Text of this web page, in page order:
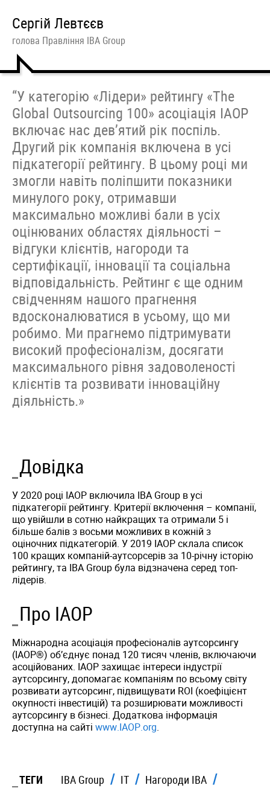
Сергій Левтєєв
голова Правління IBA Group
“У категорію «Лідери» рейтингу «The
Global Outsourcing 100» асоціація IAOP
включає нас дев’ятий рік поспіль.
Другий рік компанія включена в усі
підкатегорії рейтингу. В цьому році ми
змогли навіть поліпшити показники
минулого року, отримавши
максимально можливі бали в усіх
оцінюваних областях діяльності –
відгуки клієнтів, нагороди та
сертифікації, інновації та соціальна
відповідальність. Рейтинг є ще одним
свідченням нашого прагнення
вдосконалюватися в усьому, що ми
робимо. Ми прагнемо підтримувати
високий професіоналізм, досягати
максимального рівня задоволеності
клієнтів та розвивати інноваційну
діяльність.»
Довідка
У 2020 році IAOP включила IBA Group в усі
підкатегорії рейтингу. Критерії включення – компанії,
що увійшли в сотню найкращих та отримали 5 і
більше балів з восьми можливих в кожній з
оціночних підкатегорій. У 2019 IAOP склала список
100 кращих компаній-аутсорсерів за 10-річну історію
рейтингу, та IBA Group була відзначена серед топ-
лідерів.
Про IAOP
Міжнародна асоціація професіоналів аутсорсингу
(IAOP®) об’єднує понад 120 тисяч членів, включаючи
асоційованих. IAOP захищає інтереси індустрії
аутсорсингу, допомагає компаніям по всьому світу
розвивати аутсорсинг, підвищувати ROI (коефіцієнт
окупності інвестицій) та розширювати можливості
аутсорсингу в бізнесі. Додаткова інформація
доступна на сайті www.IAOP.org.
ТЕГИ IBA Group IT
Нагороди IBA